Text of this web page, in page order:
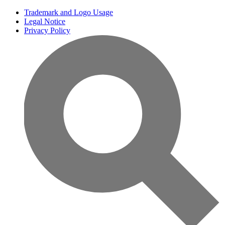
Trademark and Logo Usage
Legal Notice
Privacy Policy